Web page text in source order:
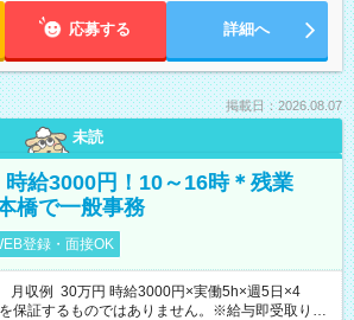
応募する 詳細へ
掲載日：2026.08.07
未読
時給3000円！10～16時＊残業
橋で一般事務
登録・面接OK
収例 30万円 時給3000円×実働5h×週5日×4
保証するものではありません。※給与即受取りサ